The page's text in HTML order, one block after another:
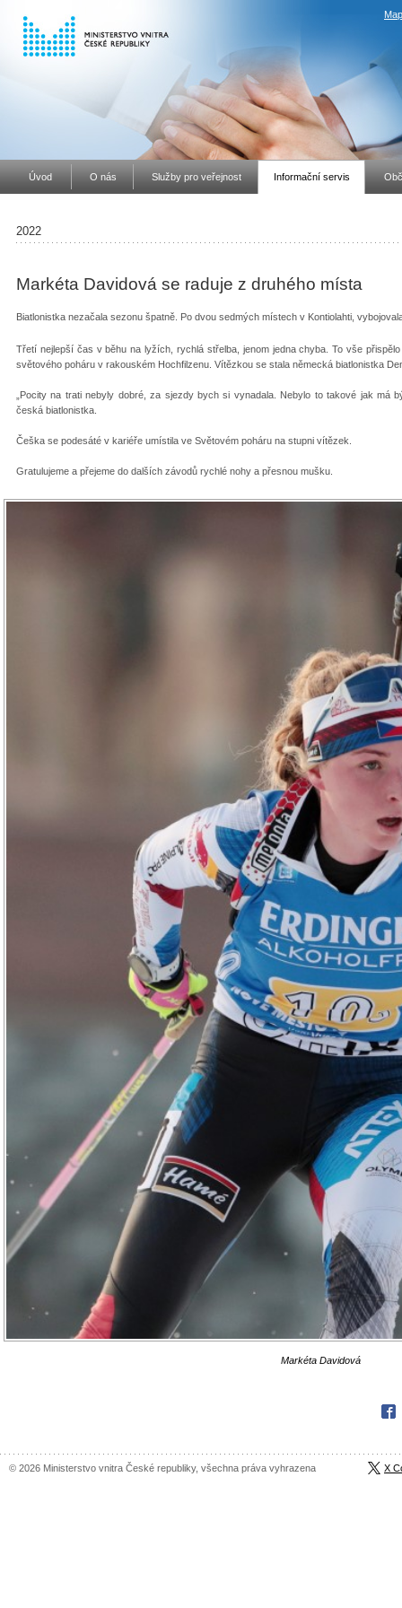
Úvod O nás Služby pro veřejnost Informační servis
2022
Markéta Davidová se raduje z druhého místa
Biatlonistka nezačala sezonu špatně. Po dvou sedmých místech v Kontiolahti,
Třetí nejlepší čas v běhu na lyžích, rychlá střelba, jenom jedna chyba. To vše
světového poháru v rakouském Hochfilzenu. Vítězkou se stala německá biatlonistka
„Pocity na trati nebyly dobré, za sjezdy bych si vynadala. Nebylo to takové jak má
česká biatlonistka.
Češka se podesáté v kariéře umístila ve Světovém poháru na stupni vítězek.
Gratulujeme a přejeme do dalších závodů rychlé nohy a přesnou mušku.
Markéta Davidová
© 2026 Ministerstvo vnitra České republiky, všechna práva vyhrazena X